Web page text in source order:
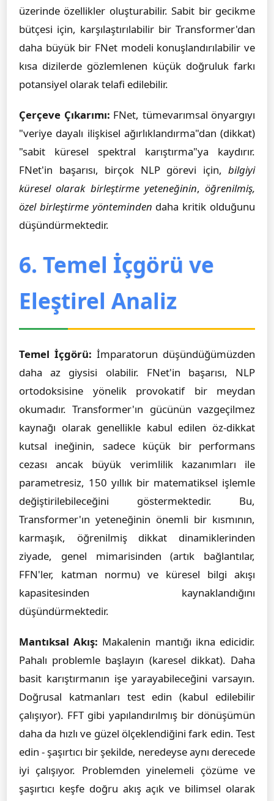
üzerinde özellikler oluşturabilir. Sabit bir gecikme
bütçesi için, karşılaştırılabilir bir Transformer'dan
daha büyük bir FNet modeli konuşlandırılabilir ve
kısa dizilerde gözlemlenen küçük doğruluk farkı
potansiyel olarak telafi edilebilir.
Çerçeve Çıkarımı: FNet, tümevarımsal önyargıyı
"veriye dayalı ilişkisel ağırlıklandırma"dan (dikkat)
"sabit küresel spektral karıştırma"ya kaydırır.
FNet'in başarısı, birçok NLP görevi için, bilgiyi
küresel olarak birleştirme yeteneğinin, öğrenilmiş,
özel birleştirme yönteminden daha kritik olduğunu
düşündürmektedir.
6. Temel İçgörü ve
Eleştirel Analiz
Temel İçgörü: İmparatorun düşündüğümüzden
daha az giysisi olabilir. FNet'in başarısı, NLP
ortodoksisine yönelik provokatif bir meydan
okumadır. Transformer'ın gücünün vazgeçilmez
kaynağı olarak genellikle kabul edilen öz-dikkat
kutsal ineğinin, sadece küçük bir performans
cezası ancak büyük verimlilik kazanımları ile
parametresiz, 150 yıllık bir matematiksel işlemle
değiştirilebileceğini göstermektedir. Bu,
Transformer'ın yeteneğinin önemli bir kısmının,
karmaşık, öğrenilmiş dikkat dinamiklerinden
ziyade, genel mimarisinden (artık bağlantılar,
FFN'ler, katman normu) ve küresel bilgi akışı
kapasitesinden kaynaklandığını
düşündürmektedir.
Mantıksal Akış: Makalenin mantığı ikna edicidir.
Pahalı problemle başlayın (karesel dikkat). Daha
basit karıştırmanın işe yarayabileceğini varsayın.
Doğrusal katmanları test edin (kabul edilebilir
çalışıyor). FFT gibi yapılandırılmış bir dönüşümün
daha da hızlı ve güzel ölçeklendiğini fark edin. Test
edin - şaşırtıcı bir şekilde, neredeyse aynı derecede
iyi çalışıyor. Problemden yinelemeli çözüme ve
şaşırtıcı keşfe doğru akış açık ve bilimsel olarak